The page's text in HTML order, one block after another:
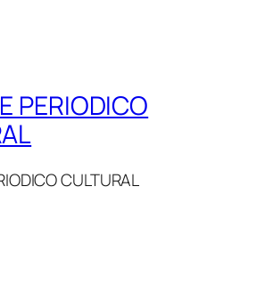
PERIODICO
CULTURAL